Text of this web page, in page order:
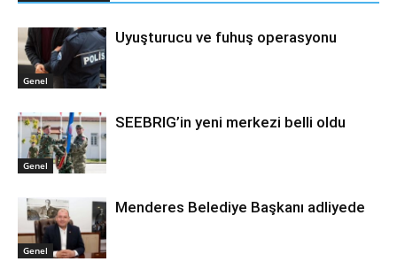
Genel
Uyuşturucu ve fuhuş operasyonu
Genel
SEEBRIG’in yeni merkezi belli oldu
Genel
Menderes Belediye Başkanı adliyede